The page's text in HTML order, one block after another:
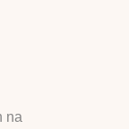
na